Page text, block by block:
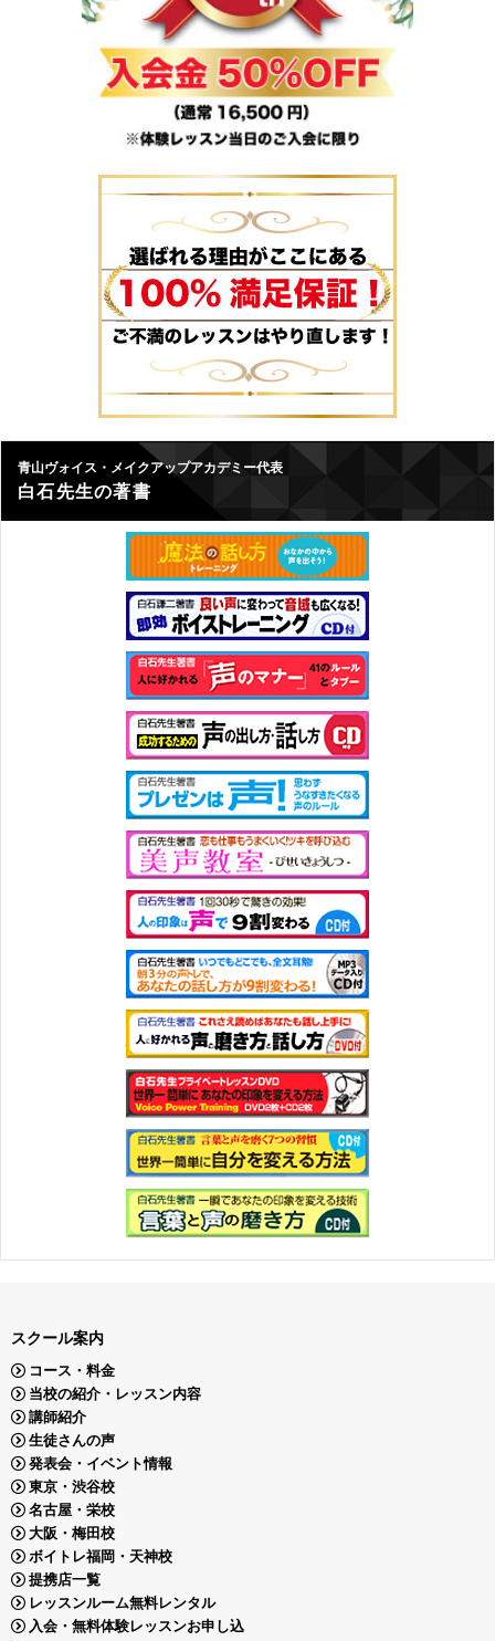
青山ヴォイス・メイクアップアカデミー代表
白石先生の著書
スクール案内
コース・料金
当校の紹介・レッスン内容
講師紹介
生徒さんの声
発表会・イベント情報
東京・渋谷校
名古屋・栄校
大阪・梅田校
ボイトレ福岡・天神校
提携店一覧
レッスンルーム無料レンタル
入会・無料体験レッスンお申し込